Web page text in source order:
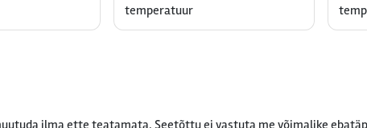
temperatuur
ilma ette teatamata. Seetõttu ei vastuta me võimalike